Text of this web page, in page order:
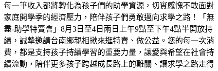
每一筆收入都將轉化為孩子們的助學資源，切實感愧不敢面對
家庭開學季的經濟壓力，陪伴孩子們勇敢邁向求學之路！「無
盡-助學特賣會」8月3日至4日兩日上午9點至下午4點半開放持
續，誠摯邀請台南鄉親相揪來逛特賣、做公益。您的每一次消
費，都是支持孩子持續學習的重要力量，讓愛與希望在社會持
續流動，陪伴更多孩子跨越成長路上的難關、讓求學之路走得